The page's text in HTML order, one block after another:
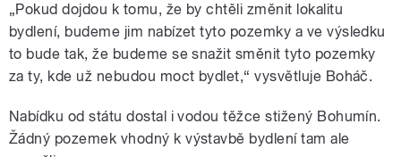
„Pokud dojdou k tomu, že by chtěli změnit lokalitu
bydlení, budeme jim nabízet tyto pozemky a ve výsledku
to bude tak, že budeme se snažit směnit tyto pozemky
za ty, kde už nebudou moct bydlet,“ vysvětluje Boháč.
Nabídku od státu dostal i vodou těžce stižený Bohumín.
Žádný pozemek vhodný k výstavbě bydlení tam ale